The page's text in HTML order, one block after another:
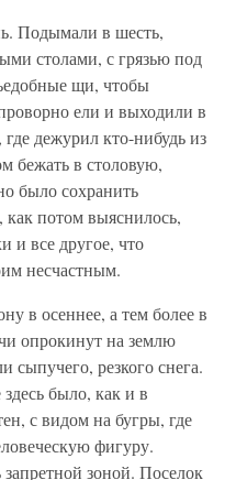
Подымали в шесть,
столами, с грязью под
щи, чтобы
ели и выходили в
дежурил кто-нибудь из
бежать в столовую,
было сохранить
потом выяснилось,
все другое, что
несчастным.
в осеннее, а тем более в
опрокинут на землю
резкого снега.
здесь было, как и в
с видом на бугры, где
фигуру.
запретной зоной. Поселок